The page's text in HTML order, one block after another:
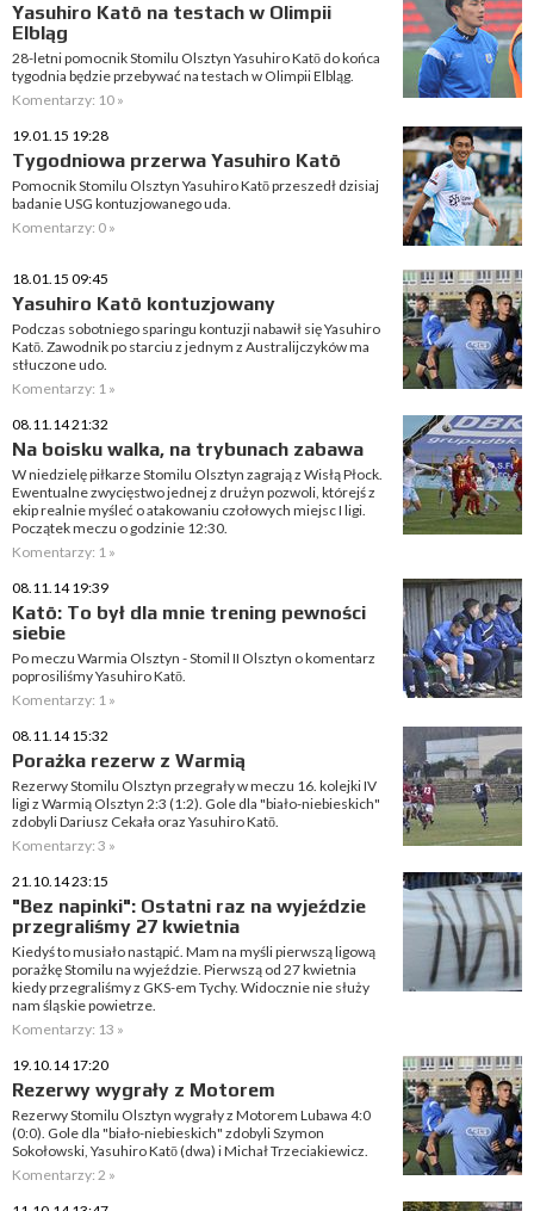
Yasuhiro Katō na testach w Olimpii
Elbląg
28-letni pomocnik Stomilu Olsztyn Yasuhiro Katō do końca
tygodnia będzie przebywać na testach w Olimpii Elbląg.
Komentarzy: 10 »
19.01.15 19:28
Tygodniowa przerwa Yasuhiro Katō
Pomocnik Stomilu Olsztyn Yasuhiro Katō przeszedł dzisiaj
badanie USG kontuzjowanego uda.
Komentarzy: 0 »
18.01.15 09:45
Yasuhiro Katō kontuzjowany
Podczas sobotniego sparingu kontuzji nabawił się Yasuhiro
Katō. Zawodnik po starciu z jednym z Australijczyków ma
stłuczone udo.
Komentarzy: 1 »
08.11.14 21:32
Na boisku walka, na trybunach zabawa
W niedzielę piłkarze Stomilu Olsztyn zagrają z Wisłą Płock.
Ewentualne zwycięstwo jednej z drużyn pozwoli, którejś z
ekip realnie myśleć o atakowaniu czołowych miejsc I ligi.
Początek meczu o godzinie 12:30.
Komentarzy: 1 »
08.11.14 19:39
Katō: To był dla mnie trening pewności
siebie
Po meczu Warmia Olsztyn - Stomil II Olsztyn o komentarz
poprosiliśmy Yasuhiro Katō.
Komentarzy: 1 »
08.11.14 15:32
Porażka rezerw z Warmią
Rezerwy Stomilu Olsztyn przegrały w meczu 16. kolejki IV
ligi z Warmią Olsztyn 2:3 (1:2). Gole dla "biało-niebieskich"
zdobyli Dariusz Cekała oraz Yasuhiro Katō.
Komentarzy: 3 »
21.10.14 23:15
"Bez napinki": Ostatni raz na wyjeździe
przegraliśmy 27 kwietnia
Kiedyś to musiało nastąpić. Mam na myśli pierwszą ligową
porażkę Stomilu na wyjeździe. Pierwszą od 27 kwietnia
kiedy przegraliśmy z GKS-em Tychy. Widocznie nie służy
nam śląskie powietrze.
Komentarzy: 13 »
19.10.14 17:20
Rezerwy wygrały z Motorem
Rezerwy Stomilu Olsztyn wygrały z Motorem Lubawa 4:0
(0:0). Gole dla "biało-niebieskich" zdobyli Szymon
Sokołowski, Yasuhiro Katō (dwa) i Michał Trzeciakiewicz.
Komentarzy: 2 »